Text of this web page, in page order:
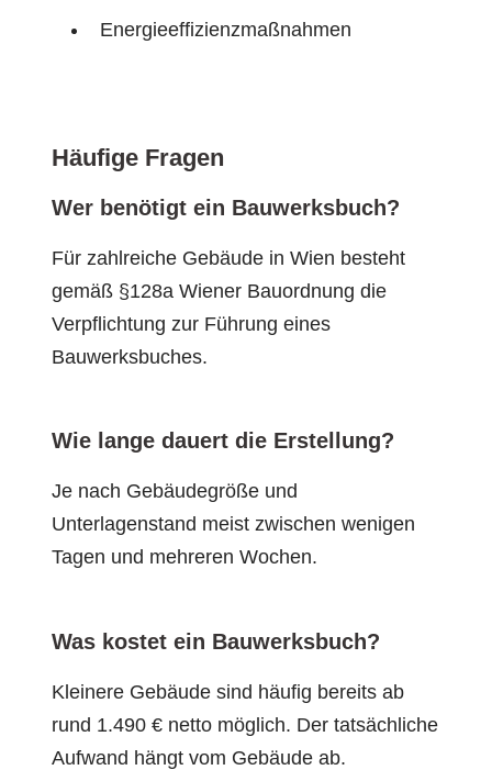
Energieeffizienzmaßnahmen
Häufige Fragen
Wer benötigt ein Bauwerksbuch?
Für zahlreiche Gebäude in Wien besteht
gemäß §128a Wiener Bauordnung die
Verpflichtung zur Führung eines
Bauwerksbuches.
Wie lange dauert die Erstellung?
Je nach Gebäudegröße und
Unterlagenstand meist zwischen wenigen
Tagen und mehreren Wochen.
Was kostet ein Bauwerksbuch?
Kleinere Gebäude sind häufig bereits ab
rund 1.490 € netto möglich. Der tatsächliche
Aufwand hängt vom Gebäude ab.